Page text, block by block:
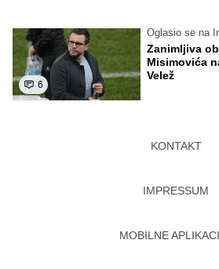
6
Oglasio se na
Zanimljiva
Misimovića
Velež
KONTAKT
IMPRESSUM
MOBILNE